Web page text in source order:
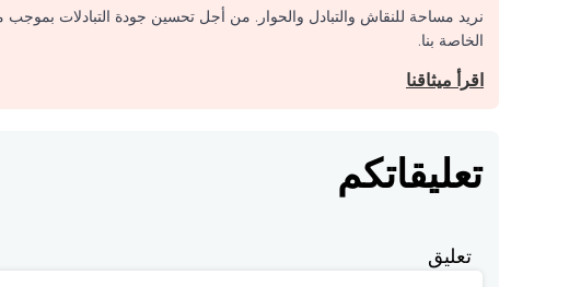
نريد مساحة للنقاش والتبادل والحوار. من أجل تحسين جودة التبادلات بموجب
الخاصة بنا.
اقرأ ميثاقنا
تعليقاتكم
تعليق